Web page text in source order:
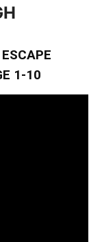
1-10